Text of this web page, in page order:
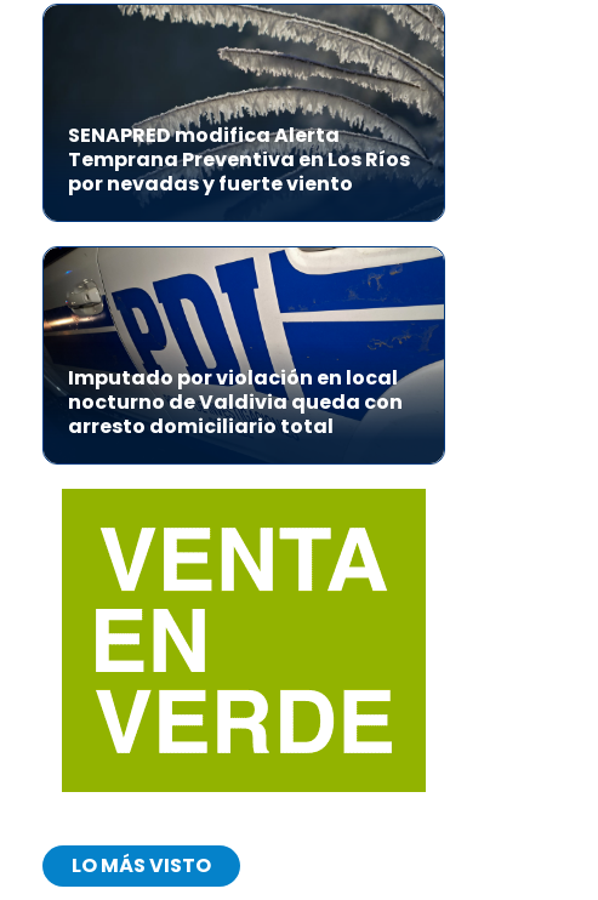
SENAPRED modifica Alerta
Temprana Preventiva en Los Ríos
por nevadas y fuerte viento
Imputado por violación en local
nocturno de Valdivia queda con
arresto domiciliario total
LO MÁS VISTO